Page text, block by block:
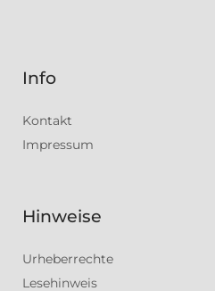
Info
Kontakt
Impressum
Hinweise
Urheberrechte
Lesehinweis